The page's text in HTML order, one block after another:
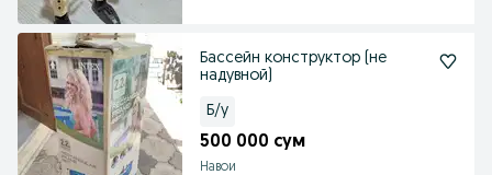
Бассейн конструктор (не
надувной)
Б/у
500 000 сум
Навои